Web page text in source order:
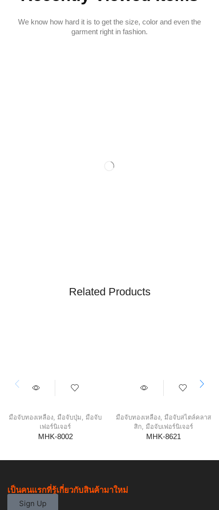
We know how hard it is to get the size, color and even the
garment right in fashion.
Related Products
มือจับทองเหลือง มือจับปุ่ม
มือจับ
เฟอร์นิเจอร์
MHK-8002
มือจับทองเหลือง มือจับสไตล์คลาส
สิก
มือจับเฟอร์นิเจอร์
MHK-8621
เป็นคนแรกที่รู้เกี่ยวกับสินค้ามาใหม่
Sign Up